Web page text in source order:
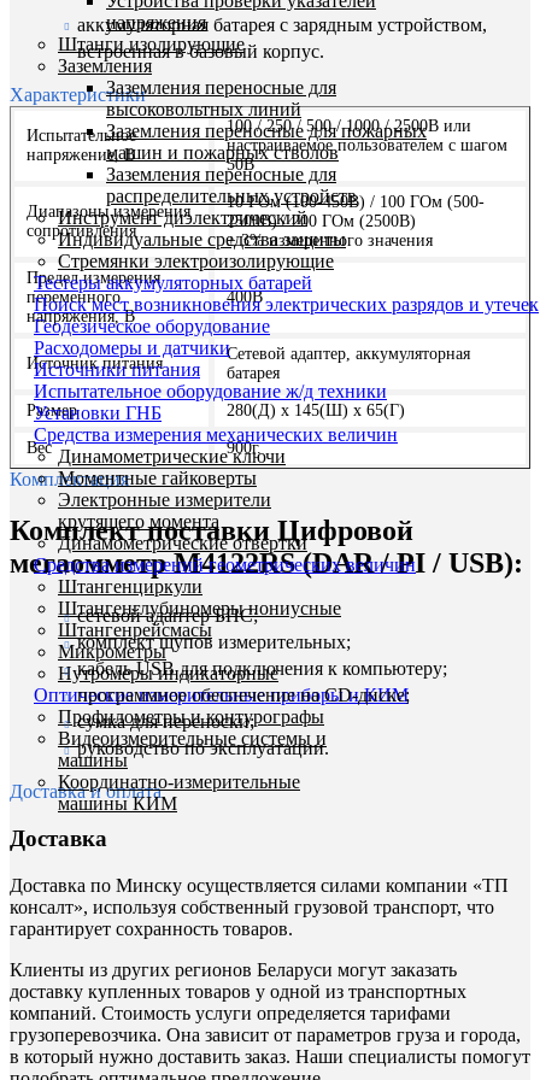
напряжения
Штанги изолирующие
Заземления
Заземления переносные для
высоковольтных линий
Заземления переносные для пожарных
машин и пожарных стволов
Заземления переносные для
распределительных устройств
Инструмент диэлектрический
Индивидуальные средства защиты
Стремянки электроизолирующие
Тестеры аккумуляторных батарей
Поиск мест возникновения электрических разрядов и утечек
Геодезическое оборудование
Расходомеры и датчики
Источники питания
Испытательное оборудование ж/д техники
Установки ГНБ
Средства измерения механических величин
Динамометрические ключи
Моментные гайковерты
Электронные измерители
крутящего момента
Динамометрические отвертки
Средства измерений геометрических величин
Штангенциркули
Штангенглубиномеры нониусные
Штангенрейсмасы
Микрометры
Нутромеры индикаторные
Оптические измерительные приборы и КИМ
Профилометры и контурографы
Видеоизмерительные системы и
машины
Координатно-измерительные
машины КИМ
аккумуляторная батарея с зарядным устройством,
встроенная в базовый корпус.
Характеристики
Испытательное
напряжение, В
100 / 250 / 500 / 1000 / 2500В или
настраиваемое пользователем с шагом
50В
Диапазоны измерения
сопротивления
10 ГОм (100-450В) / 100 ГОм (500-
2500В) / 200 ГОм (2500В)
± 3% измеренного значения
Предел измерения
переменного
напряжения, В
400В
Источник питания
Сетевой адаптер, аккумуляторная
батарея
Размер 280(Д) х 145(Ш) х 65(Г)
Вес 900г.
Комплектация
Комплект поставки Цифровой
мегаомметр М4122RS (DAR / PI / USB):
cетевой адаптер БПС;
комплект щупов измерительных;
кабель USB для подключения к компьютеру;
программное обеспечение на CD-диске;
сумка для переноски;
руководство по эксплуатации.
Доставка и оплата
Доставка
Доставка по Минску осуществляется силами компании «ТП
консалт», используя собственный грузовой транспорт, что
гарантирует сохранность товаров.
Клиенты из других регионов Беларуси могут заказать
доставку купленных товаров у одной из транспортных
компаний. Стоимость услуги определяется тарифами
грузоперевозчика. Она зависит от параметров груза и города,
в который нужно доставить заказ. Наши специалисты помогут